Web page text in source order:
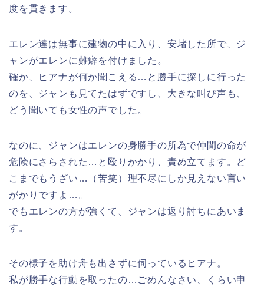
度を貫きます。
エレン達は無事に建物の中に入り、安堵した所で、ジ
ャンがエレンに難癖を付けました。
確か、ヒアナが何か聞こえる…と勝手に探しに行った
のを、ジャンも見てたはずですし、大きな叫び声も、
どう聞いても女性の声でした。
なのに、ジャンはエレンの身勝手の所為で仲間の命が
危険にさらされた…と殴りかかり、責め立てます。ど
こまでもうざい…（苦笑）理不尽にしか見えない言い
がかりですよ…。
でもエレンの方が強くて、ジャンは返り討ちにあいま
す。
その様子を助け舟も出さずに伺っているヒアナ。
私が勝手な行動を取ったの…ごめんなさい、くらい申